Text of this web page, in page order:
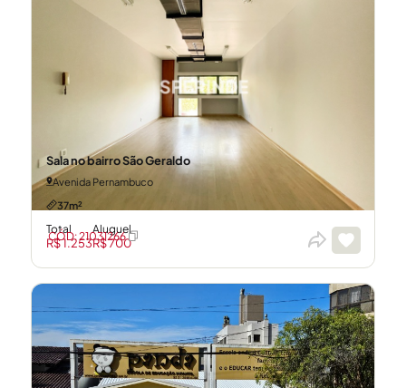
Sala no bairro São Geraldo
Avenida Pernambuco
37m²
Total
R$ 1.253
Aluguel
R$ 700
CÓD: 21031266